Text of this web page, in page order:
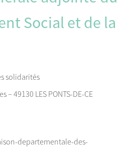
Social et de la
solidarités
– 49130 LES PONTS-DE-CE
departementale-des-